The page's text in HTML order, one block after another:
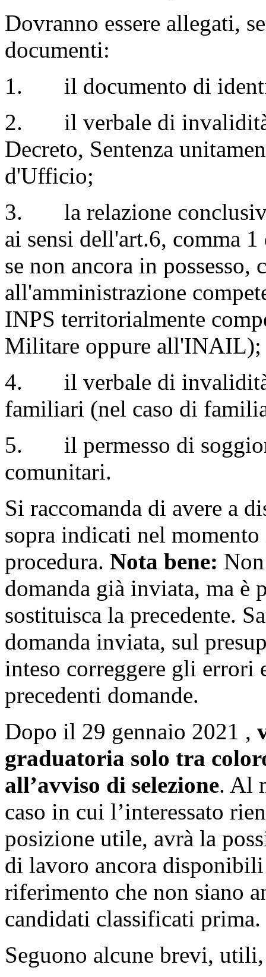
Dovranno essere allegati,
documenti:
1.
il documento di
2.
il verbale di
Decreto, Sentenza
d'Ufficio;
3.
la relazione
ai sensi dell'art.6, comma
se non ancora in
all'amministrazione
INPS territorialmente
Militare oppure all'INAIL);
4.
il verbale di
familiari (nel caso di
5.
il permesso di
comunitari.
Si raccomanda di avere a
sopra indicati nel
procedura. Nota bene:
domanda già inviata, ma è
sostituisca la precedente.
domanda inviata, sul
inteso correggere gli errori
precedenti domande.
Dopo il 29 gennaio 2021 ,
graduatoria solo tra
all’avviso di selezione. Al
caso in cui l’interessato
posizione utile, avrà la
di lavoro ancora
riferimento che non siano
candidati classificati prima.
Seguono alcune brevi,